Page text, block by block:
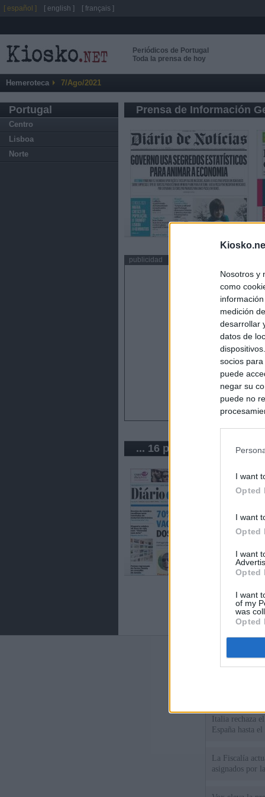
Nosotros y
como
medición
desarrollar
datos de
socios
puede
negar su
puede no
I want
Opted
I want
Opted
I want
Opted
I want
of my
was
Opted
Periódicos de Portugal
Toda la prensa de hoy
Hemeroteca 7/Ago/2021
Portugal
Centro
Lisboa
Norte
Prensa de Información
publicidad
... 16 periódicos de
Últimas
Italia rechaza
España hasta
La Fiscalía
asignados por
[ español ] [ english ] [ français ]